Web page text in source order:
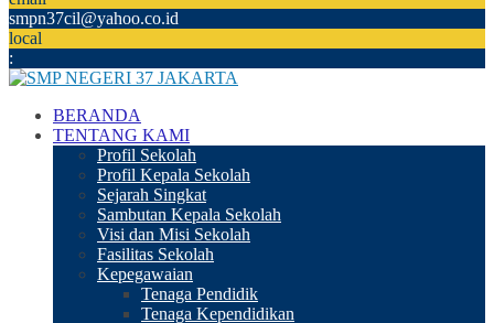
smpn37cil@yahoo.co.id
local
:
BERANDA
TENTANG KAMI
Profil Sekolah
Profil Kepala Sekolah
Sejarah Singkat
Sambutan Kepala Sekolah
Visi dan Misi Sekolah
Fasilitas Sekolah
Kepegawaian
Tenaga Pendidik
Tenaga Kependidikan